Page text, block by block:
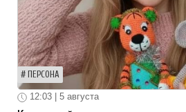
ПЕРСОНА
12:03 | 5 августа